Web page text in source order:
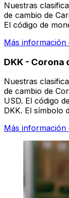
Nuestras
de cambio de
El código de
Más información
DKK - Corona
Nuestras
de cambio de
USD. El código
DKK. El símbolo
Más información